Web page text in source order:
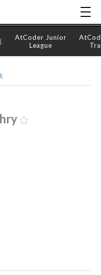
AtCoder Junior
League